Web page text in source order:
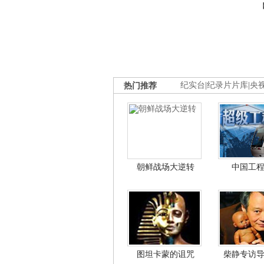
纪实台 纪录片片库 央
热门推荐
朝鲜战场大逆转 中国工
图坦卡蒙的诅咒 柴静专访